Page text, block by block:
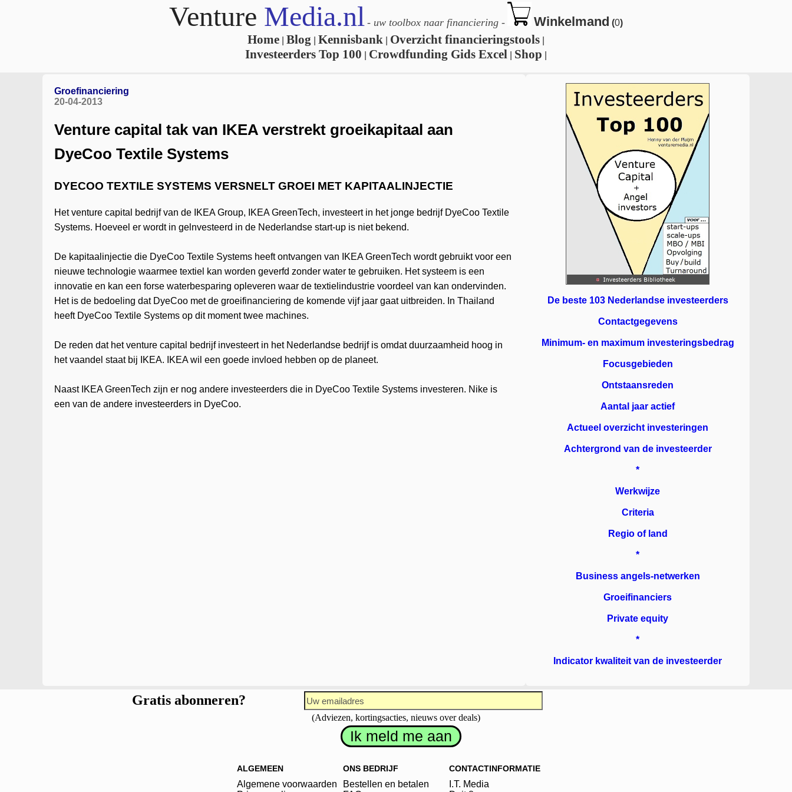
Venture Media.nl - uw toolbox naar financiering - Winkelmand (0)
Home Blog Kennisbank Overzicht financieringstools
Investeerders Top 100 Crowdfunding Gids Excel Shop
Groefinanciering
20-04-2013
Venture capital tak van IKEA verstrekt groeikapitaal aan
DyeCoo Textile Systems
DYECOO TEXTILE SYSTEMS VERSNELT GROEI MET KAPITAALINJECTIE
Het venture capital bedrijf van de IKEA Group, IKEA GreenTech, investeert in het jonge bedrijf DyeCoo Textile
Systems. Hoeveel er wordt in gelnvesteerd in de Nederlandse start-up is niet bekend.
De kapitaalinjectie die DyeCoo Textile Systems heeft ontvangen van IKEA GreenTech wordt gebruikt voor een
nieuwe technologie waarmee textiel kan worden geverfd zonder water te gebruiken. Het systeem is een
innovatie en kan een forse waterbesparing opleveren waar de textielindustrie voordeel van kan ondervinden.
Het is de bedoeling dat DyeCoo met de groeifinanciering de komende vijf jaar gaat uitbreiden. In Thailand
heeft DyeCoo Textile Systems op dit moment twee machines.
De reden dat het venture capital bedrijf investeert in het Nederlandse bedrijf is omdat duurzaamheid hoog in
het vaandel staat bij IKEA. IKEA wil een goede invloed hebben op de planeet.
Naast IKEA GreenTech zijn er nog andere investeerders die in DyeCoo Textile Systems investeren. Nike is
een van de andere investeerders in DyeCoo.
De beste 103 Nederlandse investeerders
Contactgegevens
Minimum- en maximum investeringsbedrag
Focusgebieden
Ontstaansreden
Aantal jaar actief
Actueel overzicht investeringen
Achtergrond van de investeerder
*
Werkwijze
Criteria
Regio of land
*
Business angels-netwerken
Groeifinanciers
Private equity
*
Indicator kwaliteit van de investeerder
Gratis abonneren?
(Adviezen, kortingsacties, nieuws over deals)
ALGEMEEN
Algemene voorwaarden
ONS BEDRIJF
Bestellen en betalen
CONTACTINFORMATIE
I.T. Media